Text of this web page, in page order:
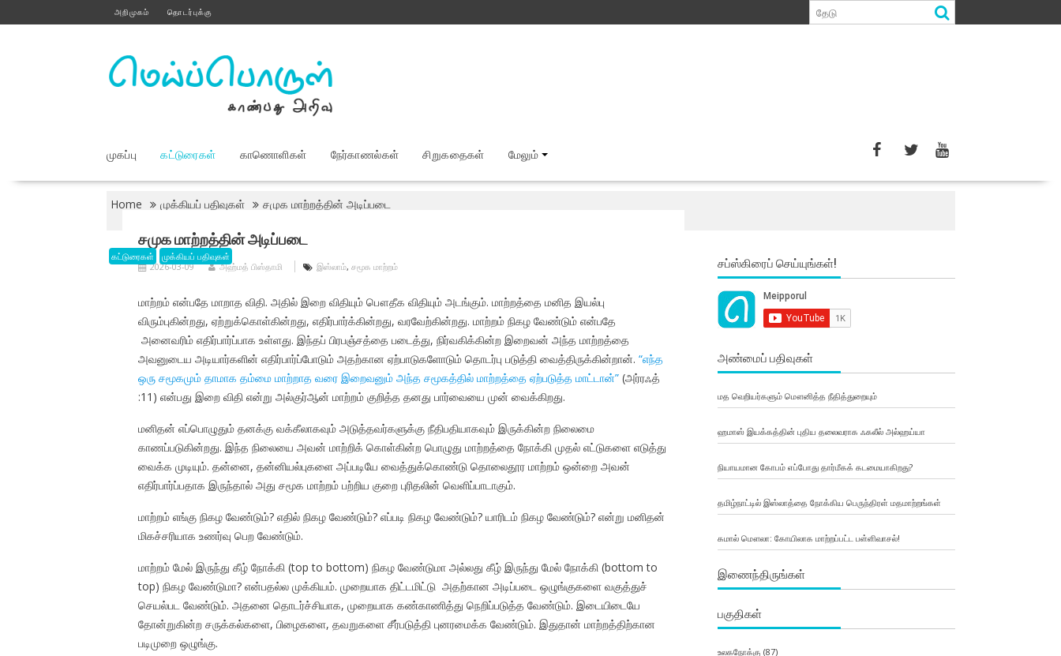
to
அறிமுகம் தொடர்புக்கு
முகப்பு கட்டுரைகள் காணொளிகள் நேர்காணல்கள் சிறுகதைகள் மேலும்
Home முக்கியப் பதிவுகள் சமுக மாற்றத்தின் அடிப்படை
கட்டுரைகள் முக்கியப் பதிவுகள்
சமுக மாற்றத்தின் அடிப்படை
2026-03-09 அஹ்மத் பிஸ்தாமி இஸ்லாம், சமூக மாற்றம்
மாற்றம் என்பதே மாறாத விதி. அதில் இறை விதியும் பௌதீக விதியும் அடங்கும். மாற்றத்தை மனித இயல்பு
விரும்புகின்றது, ஏற்றுக்கொள்கின்றது, எதிர்பார்க்கின்றது, வரவேற்கின்றது. மாற்றம் நிகழ வேண்டும் என்பதே
அனைவரிம் எதிர்பார்ப்பாக உள்ளது. இந்தப் பிரபஞ்சத்தை படைத்து, நிர்வகிக்கின்ற இறைவன் அந்த மாற்றத்தை
அவனுடைய அடியார்களின் எதிர்பார்ப்போடும் அதற்கான ஏற்பாடுகளோடும் தொடர்பு படுத்தி வைத்திருக்கின்றான். “எந்த
ஒரு சமூகமும் தாமாக தம்மை மாற்றாத வரை இறைவனும் அந்த சமூகத்தில் மாற்றத்தை ஏற்படுத்த மாட்டான்”(அர்ரஃத்
:11) என்பது இறை விதி என்று அல்குர்ஆன் மாற்றம் குறித்த தனது பார்வையை முன் வைக்கிறது.
மனிதன் எப்பொழுதும் தனக்கு வக்கீலாகவும் அடுத்தவர்களுக்கு நீதிபதியாகவும் இருக்கின்ற நிலைமை
காணப்படுகின்றது. இந்த நிலையை அவன் மாற்றிக் கொள்கின்ற பொழுது மாற்றத்தை நோக்கி முதல் எட்டுகளை எடுத்து
வைக்க முடியும். தன்னை, தன்னியல்புகளை அப்படியே வைத்துக்கொண்டு தொலைதூர மாற்றம் ஒன்றை அவன்
எதிர்பார்ப்பதாக இருந்தால் அது சமூக மாற்றம் பற்றிய குறை புரிதலின் வெளிப்பாடாகும்.
மாற்றம் எங்கு நிகழ வேண்டும்? எதில் நிகழ வேண்டும்? எப்படி நிகழ வேண்டும்? யாரிடம் நிகழ வேண்டும்? என்று மனிதன்
மிகச்சரியாக உணர்வு பெற வேண்டும்.
மாற்றம் மேல் இருந்து கீழ் நோக்கி (top to bottom) நிகழ வேண்டுமா அல்லது கீழ் இருந்து மேல் நோக்கி (bottom to
top) நிகழ வேண்டுமா? என்பதல்ல முக்கியம். முறையாக திட்டமிட்டு அதற்கான அடிப்படை ஒழுங்குகளை வகுத்துச்
செயல்பட வேண்டும். அதனை தொடர்ச்சியாக, முறையாக கண்காணித்து நெறிப்படுத்த வேண்டும். இடையிடையே
தோன்றுகின்ற சருக்கல்களை, பிழைகளை, தவறுகளை சீர்படுத்தி புனரமைக்க வேண்டும். இதுதான் மாற்றத்திற்கான
படிமுறை ஒழுங்கு.
சப்ஸ்கிரைப் செய்யுங்கள்!
அண்மைப் பதிவுகள்
மத வெறியர்களும் மௌனித்த நீதித்துறையும்
ஹமாஸ் இயக்கத்தின் புதிய தலைவராக ஃகலீல் அல்ஹய்யா
நியாயமான கோபம் எப்போது தார்மீகக் கடமையாகிறது?
தமிழ்நாட்டில் இஸ்லாத்தை நோக்கிய பெருந்திரள் மதமாற்றங்கள்
கமால் மௌலா: கோயிலாக மாற்றப்பட்ட பள்ளிவாசல்!
இணைந்திருங்கள்
பகுதிகள்
உலகநோக்கு (87)